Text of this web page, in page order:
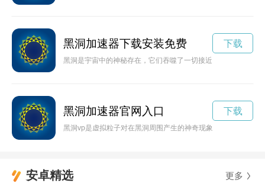
黑洞加速器下载安装免费
黑洞是宇宙中的神秘存在，它们吞噬了一切接近的物质，同时
下载
黑洞加速器官网入口
黑洞vp是虚拟粒子对在黑洞周围产生的神奇现象，揭示了黑洞背
下载
安卓精选 更多